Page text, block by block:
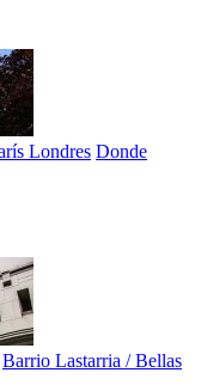
Londres Donde
Barrio Lastarria / Bellas